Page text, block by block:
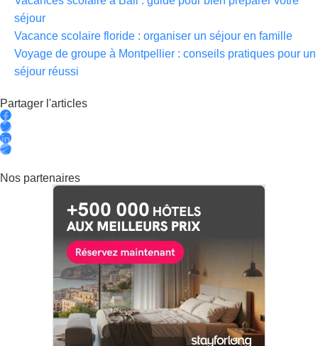
séjour
Vacance scolaire floride : organiser un séjour en famille
Voyage de groupe à Montpellier : conseils pratiques pour un
séjour réussi
Partager l'articles
Nos partenaires